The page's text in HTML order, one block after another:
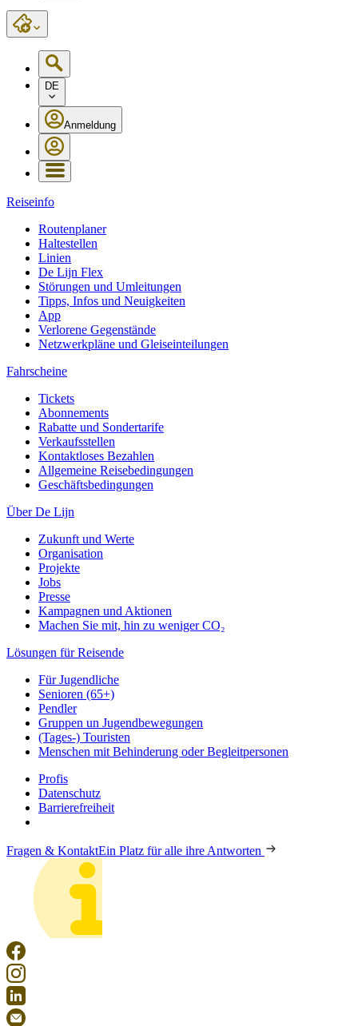
DE
Anmeldung
Reiseinfo
Routenplaner
Haltestellen
Linien
De Lijn Flex
Störungen und Umleitungen
Tipps, Infos und Neuigkeiten
App
Verlorene Gegenstände
Netzwerkpläne und Gleiseinteilungen
Fahrscheine
Tickets
Abonnements
Rabatte und Sondertarife
Verkaufsstellen
Kontaktloses Bezahlen
Allgemeine Reisebedingungen
Geschäftsbedingungen
Über De Lijn
Zukunft und Werte
Organisation
Projekte
Jobs
Presse
Kampagnen und Aktionen
Machen Sie mit, hin zu weniger CO₂
Lösungen für Reisende
Für Jugendliche
Senioren (65+)
Pendler
Gruppen un Jugendbewegungen
(Tages-) Touristen
Menschen mit Behinderung oder Begleitpersonen
Profis
Datenschutz
Barrierefreiheit
Fragen & KontaktEin Platz für alle ihre Antworten